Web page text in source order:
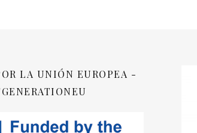
LA UNIÓN EUROPEA -